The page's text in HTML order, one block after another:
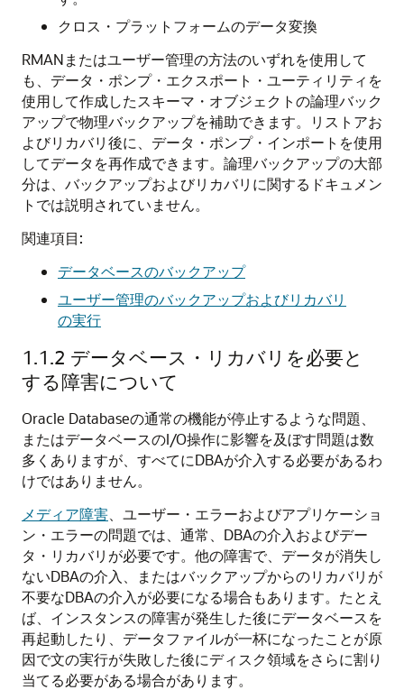
クロス・プラットフォームのデータ変換
RMANまたはユーザー管理の方法のいずれを使用して
も、データ・ポンプ・エクスポート・ユーティリティを
使用して作成したスキーマ・オブジェクトの論理バック
アップで物理バックアップを補助できます。リストアお
よびリカバリ後に、データ・ポンプ・インポートを使用
してデータを再作成できます。論理バックアップの大部
分は、バックアップおよびリカバリに関するドキュメン
トでは説明されていません。
関連項目:
データベースのバックアップ
ユーザー管理のバックアップおよびリカバリ
の実行
1.1.2 データベース・リカバリを必要と
する障害について
Oracle Databaseの通常の機能が停止するような問題、
またはデータベースのI/O操作に影響を及ぼす問題は数
多くありますが、すべてにDBAが介入する必要があるわ
けではありません。
メディア障害 、ユーザー・エラーおよびアプリケーショ
ン・エラーの問題では、通常、DBAの介入およびデー
タ・リカバリが必要です。他の障害で、データが消失し
ないDBAの介入、またはバックアップからのリカバリが
不要なDBAの介入が必要になる場合もあります。たとえ
ば、インスタンスの障害が発生した後にデータベースを
再起動したり、データファイルが一杯になったことが原
因で文の実行が失敗した後にディスク領域をさらに割り
当てる必要がある場合があります。